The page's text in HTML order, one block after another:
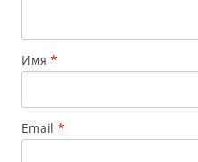
Имя *
Email *